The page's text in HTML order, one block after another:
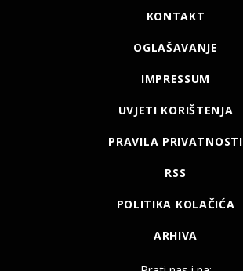
KONTAKT
OGLAŠAVANJE
IMPRESSUM
UVJETI KORIŠTENJA
PRAVILA PRIVATNOSTI
RSS
POLITIKA KOLAČIĆA
ARHIVA